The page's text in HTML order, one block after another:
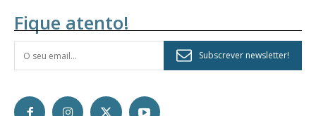
Fique atento!
Subscrever newsletter!